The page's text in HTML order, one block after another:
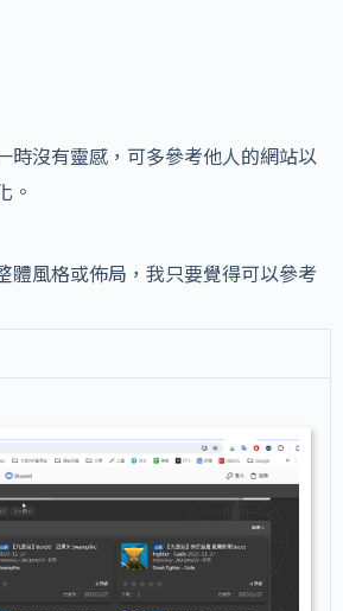
時沒有靈感，可多參考他人的網站以
。
體風格或佈局，我只要覺得可以參考